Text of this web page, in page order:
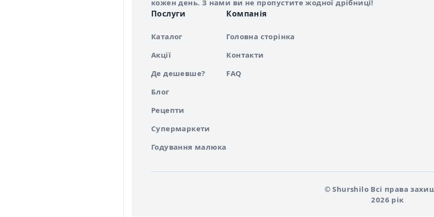
кожен день. З нами ви не пропустите жодної дрібниці!
Послуги
Каталог
Акції
Де дешевше?
Блог
Рецепти
Супермаркети
Годування малюка
Компанія
Головна сторінка
Контакти
FAQ
© Shurshilo Всі права
2026 рік